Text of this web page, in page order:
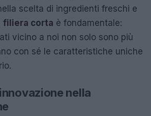
scelta di ingredienti freschi e
filiera corta è fondamentale:
vicino a noi non solo sono più
con sé le caratteristiche uniche
nella